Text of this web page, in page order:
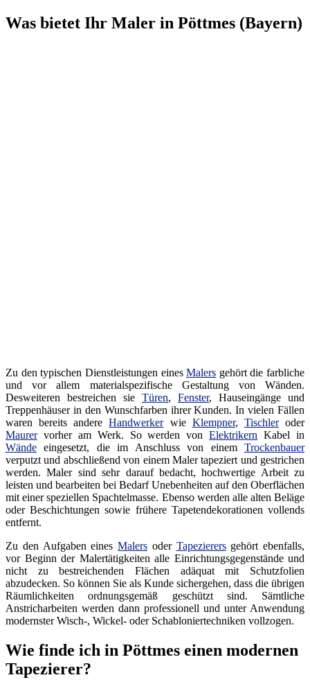
Was bietet Ihr Maler in Pöttmes (Bayern)
Zu den typischen Dienstleistungen einesMalers gehört die farbliche
und vor allem materialspezifische Gestaltung von Wänden.
Desweiteren bestreichen sie Türen, Fenster, Hauseingänge und
Treppenhäuser in den Wunschfarben ihrer Kunden. In vielen Fällen
waren bereits andereHandwerkerwie Klempner, Tischleroder
Maurervorher am Werk. So werden vonElektrikern Kabel in
Wände eingesetzt, die im Anschluss von einem Trockenbauer
verputzt und abschließend von einem Maler tapeziert und gestrichen
werden. Maler sind sehr darauf bedacht, hochwertige Arbeit zu
leisten und bearbeiten bei Bedarf Unebenheiten auf den Oberflächen
mit einer speziellen Spachtelmasse. Ebenso werden alle alten Beläge
oder Beschichtungen sowie frühere Tapetendekorationen vollends
entfernt.
Zu den Aufgaben eines Malers oder Tapezierersgehört ebenfalls,
vor Beginn der Malertätigkeiten alle Einrichtungsgegenstände und
nicht zu bestreichenden Flächen adäquat mit Schutzfolien
abzudecken. So können Sie als Kunde sichergehen, dass die übrigen
Räumlichkeiten ordnungsgemäß geschützt sind. Sämtliche
Anstricharbeiten werden dann professionell und unter Anwendung
modernster Wisch-, Wickel- oder Schabloniertechniken vollzogen.
Wie finde ich in Pöttmes einen modernen
Tapezierer?